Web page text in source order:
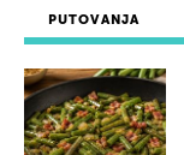
PUTOVANJA